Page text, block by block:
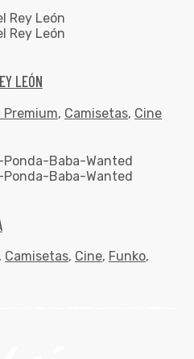
LEÓN
Premium, Camisetas, Cine
, Camisetas, Cine, Funko,